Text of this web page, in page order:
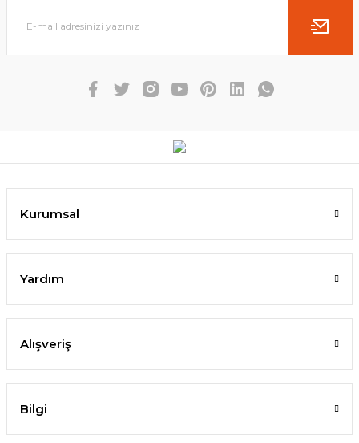
Kurumsal
Yardım
Alışveriş
Bilgi